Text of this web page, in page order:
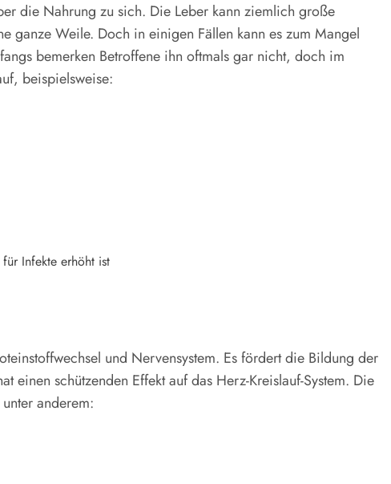
die Nahrung zu sich. Die Leber kann ziemlich große
ganze Weile. Doch in einigen Fällen kann es zum Mangel
bemerken Betroffene ihn oftmals gar nicht, doch im
beispielsweise:
Infekte erhöht ist
und Nervensystem. Es fördert die Bildung der
einen schützenden Effekt auf das Herz-Kreislauf-System. Die
anderem: